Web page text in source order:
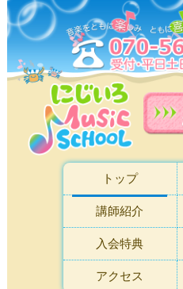
トップ
講師紹介
入会特典
アクセス